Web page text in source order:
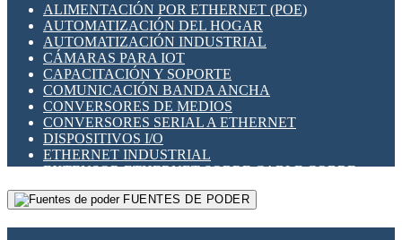
SENSORES INDUCTIVOS
TEMPORIZADORES
VARIACS
VARIADORES DE FRECUENCIA [VDF]
SECCIONADORES - INTERRUPTORES
MAQUINARIA
HERRAMIENTAS VARIAS
ILUMINACIÓN LED
INTERRUPTORES REED
INTERFACES DE RELÉ
OTROS RELÉS
PROTECCIÓN TÉRMICA
RELÉS AUTOMOTRICES
RELÉS DE SEÑAL
RELÉS DE ESTADO SÓLIDO SSR
RELÉS INDUSTRIALES
RELÉS MINIATURA DE POTENCIA
SENSORES MAGNÉTICOS
ALIMENTACIÓN POR ETHERNET (POE)
AUTOMATIZACIÓN DEL HOGAR
AUTOMATIZACIÓN INDUSTRIAL
CÁMARAS PARA IOT
CAPACITACIÓN Y SOPORTE
COMUNICACIÓN BANDA ANCHA
CONVERSORES DE MEDIOS
CONVERSORES SERIAL A ETHERNET
DISPOSITIVOS I/O
ETHERNET INDUSTRIAL
EXTENSOR ETHERNET SOBRE CABLE COBRE
GATEWAY LORAWAN
GESTIÓN DE REDESFUENTES DE PODER